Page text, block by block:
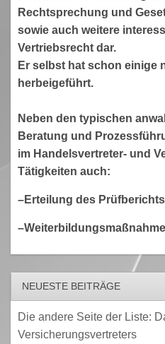
Rechtsprechung und
sowie auch weitere
Vertriebsrecht dar.
Er selbst hat schon einige
herbeigeführt.
Neben den typischen
Beratung und
im Handelsvertreter- und
Tätigkeiten auch:
–Erteilung des
NEUESTE BEITRÄGE
Die andere Seite der Liste:
Versicherungsvertreters